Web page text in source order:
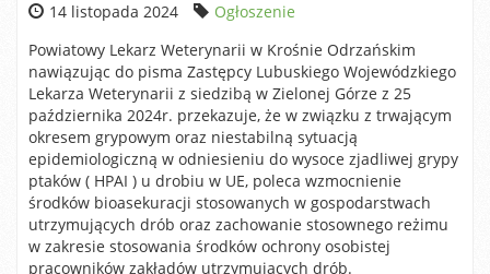
14 listopada 2024
Ogłoszenie
Powiatowy Lekarz Weterynarii w Krośnie Odrzańskim
nawiązując do pisma Zastępcy Lubuskiego Wojewódzkiego
Lekarza Weterynarii z siedzibą w Zielonej Górze z 25
października 2024r. przekazuje, że w związku z trwającym
okresem grypowym oraz niestabilną sytuacją
epidemiologiczną w odniesieniu do wysoce zjadliwej grypy
ptaków ( HPAI ) u drobiu w UE, poleca wzmocnienie
środków bioasekuracji stosowanych w gospodarstwach
utrzymujących drób oraz zachowanie stosownego reżimu
w zakresie stosowania środków ochrony osobistej
pracowników zakładów utrzymujących drób.